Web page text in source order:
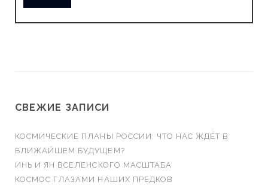
СВЕЖИЕ ЗАПИСИ
КОСМИЧЕСКИЕ ПЛАНЫ РОССИИ: ЧТО НАС ЖДЁТ В
БЛИЖАЙШЕМ БУДУЩЕМ?
ИНЬ И ЯН ВСЕЛЕНСКОГО МАСШТАБА
КОСМОС ГЛАЗАМИ НАШИХ ПРЕДКОВ